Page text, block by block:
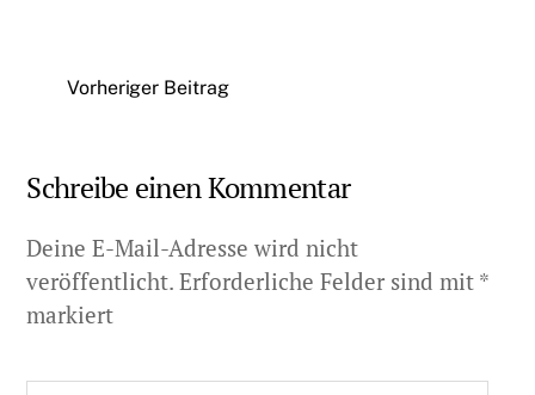
Vorheriger Beitrag
Schreibe einen Kommentar
Deine E-Mail-Adresse wird nicht
veröffentlicht. Erforderliche Felder sind mit *
markiert